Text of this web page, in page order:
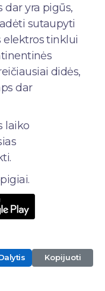
dar yra pigūs,
sutaupyti
elektros tinklui
didės,
dar
laiko
Kopijuoti